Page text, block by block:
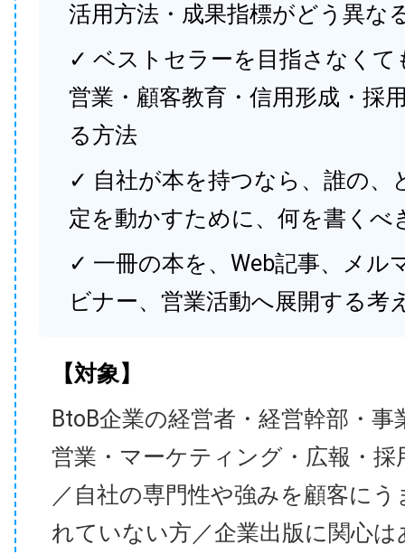
活用方法・成果指標がどう異な
✓ ベストセラーを目指さなくて
営業・顧客教育・信用形成・採
る方法
✓ 自社が本を持つなら、誰の、
定を動かすために、何を書くべ
✓ 一冊の本を、Web記事、メル
ビナー、営業活動へ展開する考
【対象】
BtoB企業の経営者・経営幹部・事
営業・マーケティング・広報・採
／自社の専門性や強みを顧客に
れていない方／企業出版に関心